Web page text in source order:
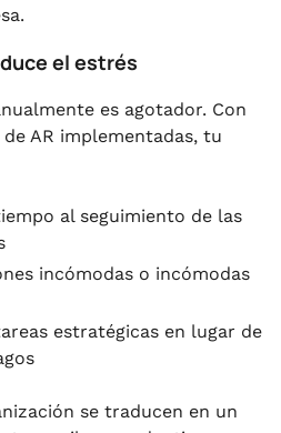
el estrés
es agotador. Con
AR implementadas, tu
al seguimiento de las
incómodas o incómodas
estratégicas en lugar de
se traducen en un